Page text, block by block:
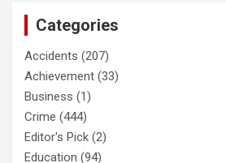
Categories
Accidents (207)
Achievement (33)
Business (1)
Crime (444)
Editor's Pick (2)
Education (94)